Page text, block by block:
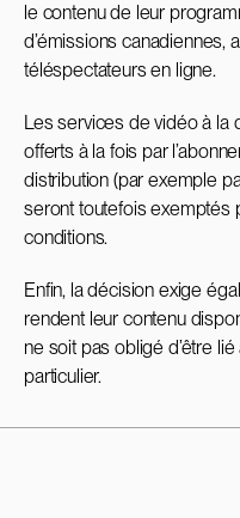
le contenu de leur
d’émissions canadiennes,
téléspectateurs en ligne.
Les services de vidéo à la
offerts à la fois par
distribution (par exemple
seront toutefois exemptés
conditions.
Enfin, la décision exige
rendent leur contenu
ne soit pas obligé d’être
particulier.